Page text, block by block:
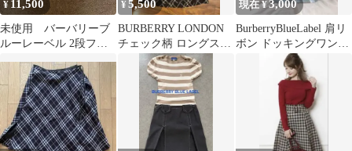
¥ 11,500
未使用 バーバリーブ
ルーレーベル 2段フリ
ェック ベージュ
¥5,500
BURBERRY LONDON
チェック柄 ロングスカ
現在 ¥3,000
BurberryBlueLabel 肩リ
ボン ドッキングワンピ
ース チェック